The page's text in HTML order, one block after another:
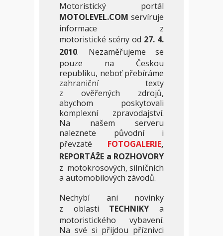
Motoristický portál
MOTOLEVEL.COM servíruje
informace z
motoristické scény od 27. 4.
2010. Nezaměřujeme se
pouze na Českou
republiku, neboť přebíráme
zahraniční texty
z ověřených zdrojů,
abychom poskytovali
komplexní zpravodajství.
Na našem serveru
naleznete původní i
převzaté FOTOGALERIE,
REPORTÁŽE a ROZHOVORY
z motokrosových, silničních
a automobilových závodů.
Nechybí ani novinky
z oblasti TECHNIKY a
motoristického vybavení.
Na své si přijdou příznivci